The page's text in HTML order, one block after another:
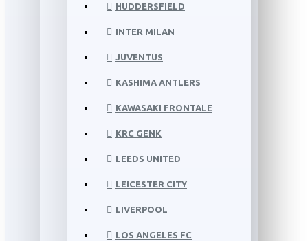
HUDDERSFIELD
INTER MILAN
JUVENTUS
KASHIMA ANTLERS
KAWASAKI FRONTALE
KRC GENK
LEEDS UNITED
LEICESTER CITY
LIVERPOOL
LOS ANGELES FC